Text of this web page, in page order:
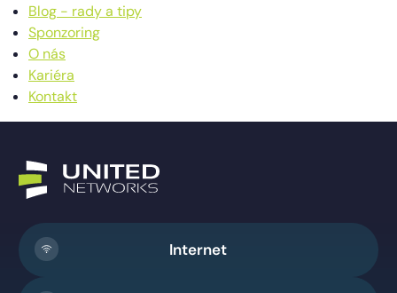
Blog - rady a tipy
Sponzoring
O nás
Kariéra
Kontakt
Internet